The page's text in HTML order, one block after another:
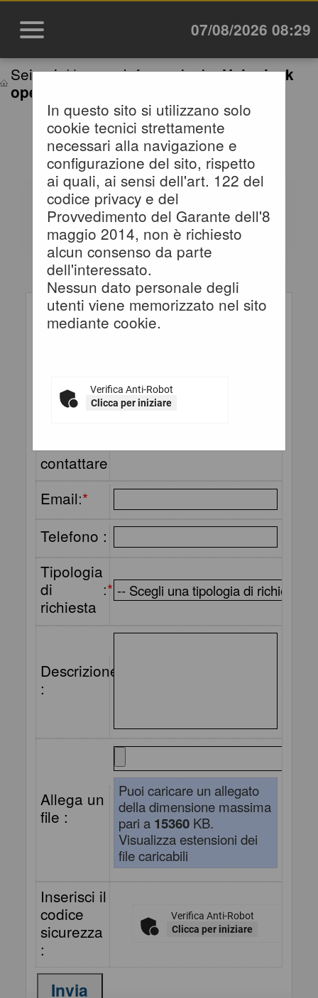
07/08/2026 08:29
Sei qui: Home»Informazioni»Help desk
operatori economici
In questo sito si utilizzano solo
cookie tecnici strettamente
necessari alla navigazione e
configurazione del sito, rispetto
ai quali, ai sensi dell'art. 122 del
codice privacy e del
Provvedimento del Garante dell'8
maggio 2014, non è richiesto
alcun consenso da parte
dell'interessato.
Nessun dato personale degli
utenti viene memorizzato nel sito
mediante cookie.
Verifica Anti-Robot
Clicca per iniziare
HELP DESK OPERATORE
ECONOMICO
Compila il form indicando i tuoi
riferimenti e il problema
riscontrato, eventualmente se
necessario allegando anche un
file, e poi procedi all'invio della
richiesta.
Inserimento richiesta
Ragione
Referente
(cognome
contattare
Email:*
Telefono :
Tipologia
di
richiesta
:*
Descrizione
:
Allega un
file :
Puoi caricare un allegato
della dimensione massima
pari a 15360 KB.
Visualizza estensioni dei
file caricabili
Inserisci il
codice
sicurezza
:
Verifica Anti-Robot
Clicca per iniziare